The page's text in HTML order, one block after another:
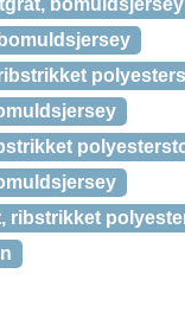
bomuldsjersey
ribstrikket